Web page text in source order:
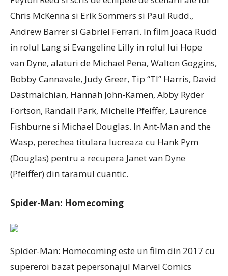
Chris McKenna si Erik Sommers si Paul Rudd.,
Andrew Barrer si Gabriel Ferrari. In film joaca Rudd
in rolul Lang si Evangeline Lilly in rolul lui Hope
van Dyne, alaturi de Michael Pena, Walton Goggins,
Bobby Cannavale, Judy Greer, Tip “TI” Harris, David
Dastmalchian, Hannah John-Kamen, Abby Ryder
Fortson, Randall Park, Michelle Pfeiffer, Laurence
Fishburne si Michael Douglas. In Ant-Man and the
Wasp, perechea titulara lucreaza cu Hank Pym
(Douglas) pentru a recupera Janet van Dyne
(Pfeiffer) din taramul cuantic.
Spider-Man: Homecoming
Spider-Man: Homecoming este un film din 2017 cu
supereroi bazat pepersonajul Marvel Comics